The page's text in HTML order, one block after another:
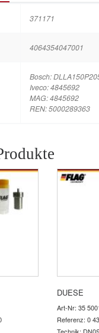
371171
4064354047001
Bosch:
Iveco: 4845692
MAG: 4845692
REN: 5000289363
DUESE
Art-Nr: 35
Referenz: 0
Technik: